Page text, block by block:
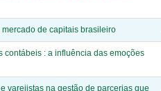
de capitais brasileiro
contábeis : a influência das emoções
varejistas na gestão de parcerias que